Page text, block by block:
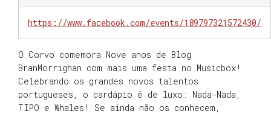
https://www.facebook.com/events/189797321572430/
O Corvo comemora Nove anos de Blog
BranMorrighan com mais uma festa no Musicbox!
Celebrando os grandes novos talentos
portugueses, o cardápio é de luxo: Nada-Nada,
TIPO e Whales! Se ainda não os conhecem,